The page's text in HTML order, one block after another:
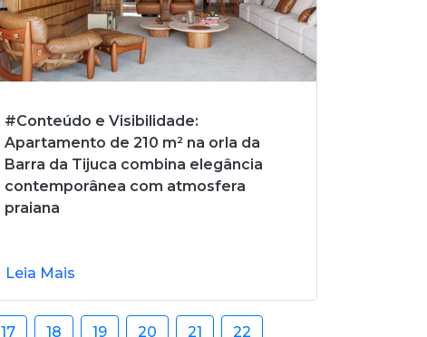
#Conteúdo e Visibilidade:
Apartamento de 210 m² na orla da
Barra da Tijuca combina elegância
contemporânea com atmosfera
praiana
Leia Mais
17 18 19 20 21 22